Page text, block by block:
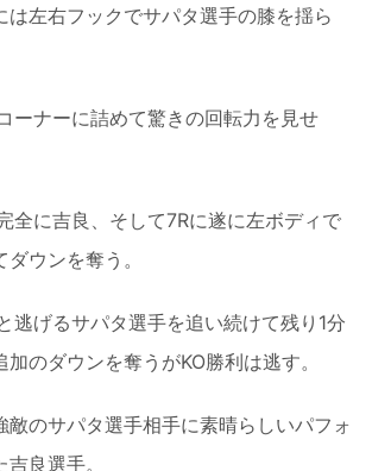
は左右フックでサパタ選手の膝を揺ら
ーナーに詰めて驚きの回転力を見せ
全に吉良、そして7Rに遂に左ボディで
ウンを奪う。
逃げるサパタ選手を追い続けて残り1分
のダウンを奪うがKO勝利は逃す。
敵のサパタ選手相手に素晴らしいパフォ
良選手。